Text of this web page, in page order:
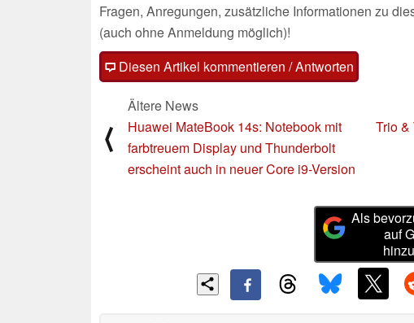
Fragen, Anregungen, zusätzliche Informationen zu
(auch ohne Anmeldung möglich)!
Diesen Artikel kommentieren / Antworten
⟨
Ältere News
Huawei MateBook 14s: Notebook mit
farbtreuem Display und Thunderbolt
erscheint auch in neuer Core i9-Version
Trio
Als
auf